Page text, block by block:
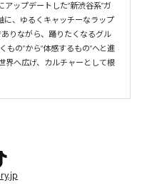
ップデートした“新渋谷系”ガ
に、ゆるくキャッチーなラップ
ありながら、踊りたくなるグル
もの”から“体感するもの”へと進
界へ広げ、カルチャーとして根